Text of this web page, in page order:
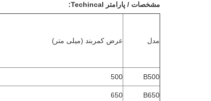
مشخصات / پارامتر Techincal:
مدل عرض کمربند (میلی متر)
B500
500
B650
650